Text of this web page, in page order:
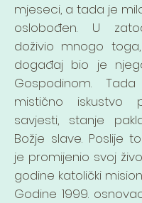
mjeseci, a tada je
oslobođen. U
doživio mnogo
događaj bio je
Gospodinom.
mistično iskustvo
savjesti, stanje
Božje slave. Poslije
je promijenio svoj
godine katolički
Godine 1999.